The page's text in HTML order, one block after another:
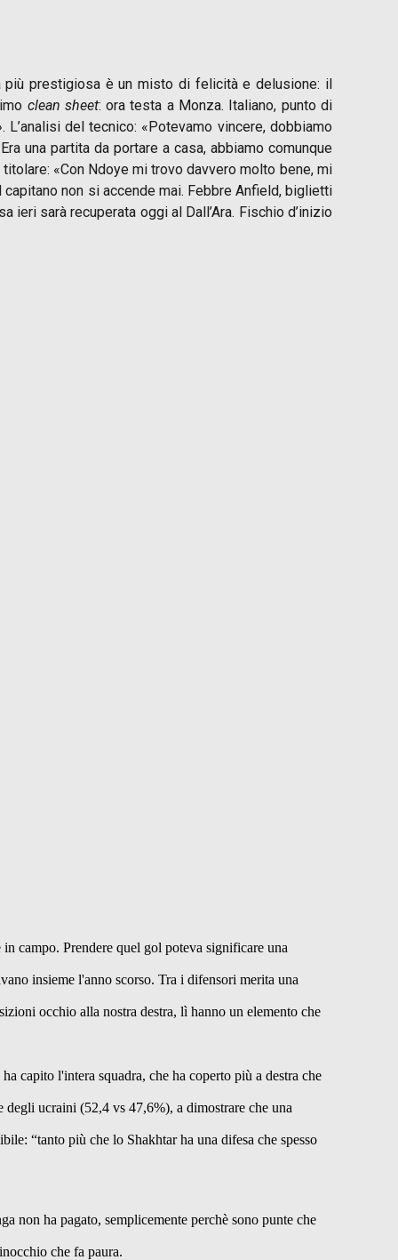
più prestigiosa è un misto di felicità e delusione: il
clean sheet: ora testa a Monza. Italiano, punto di
del tecnico: «Potevamo vincere, dobbiamo
una partita da portare a casa, abbiamo comunque
«Con Ndoye mi trovo davvero molto bene, mi
non si accende mai. Febbre Anfield, biglietti
sarà recuperata oggi al Dall’Ara. Fischio d’inizio